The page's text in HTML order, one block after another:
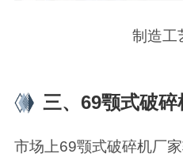
制造工
三、69颚式破
市场上69颚式破碎机厂